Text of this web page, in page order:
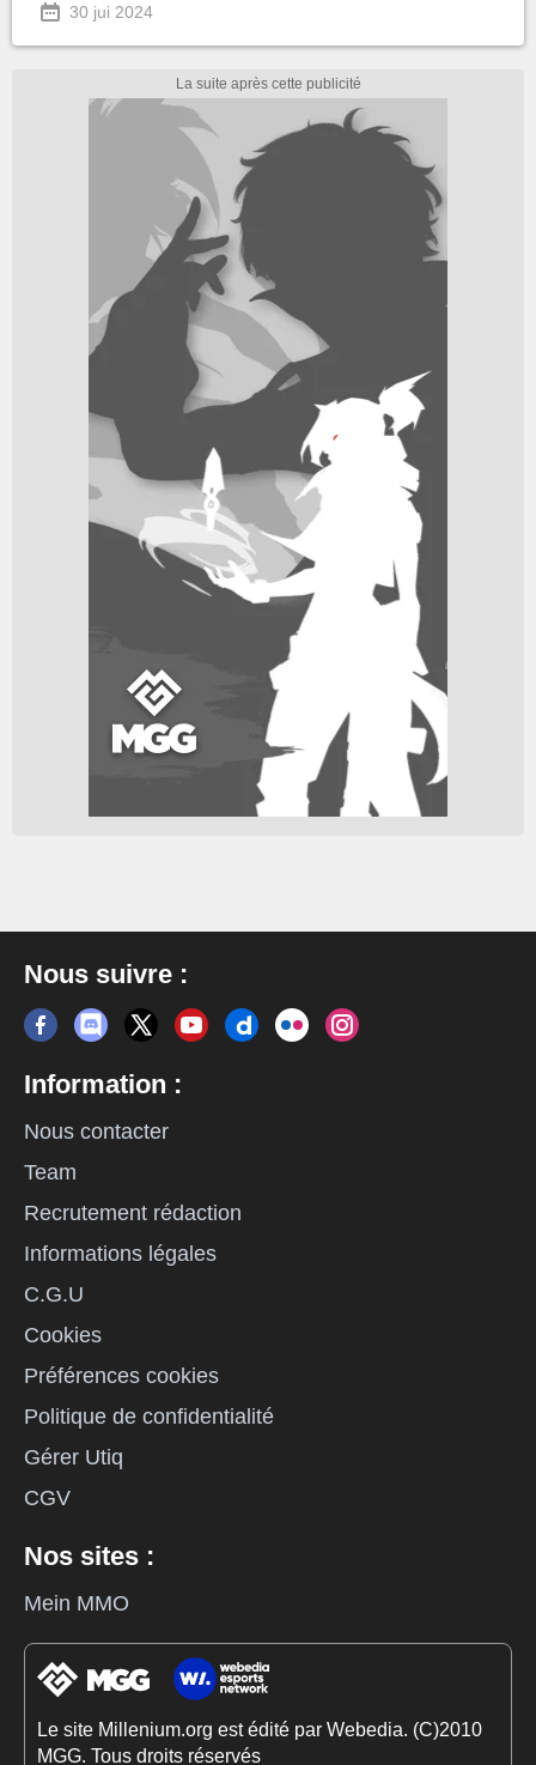
30 jui 2024
Nous suivre :
Information :
Nous contacter
Team
Recrutement rédaction
Informations légales
C.G.U
Cookies
Préférences cookies
Politique de confidentialité
Gérer Utiq
CGV
Nos sites :
Mein MMO
Le site Millenium.org est édité par Webedia. (C)2010
MGG. Tous droits réservés